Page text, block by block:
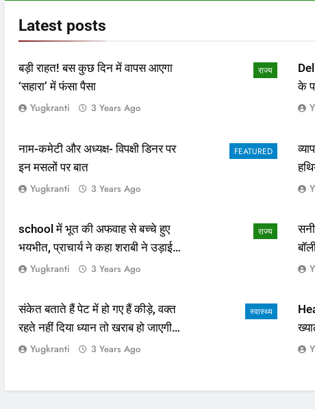
Latest posts
राज्य
बड़ी राहत! बस कुछ दिन में वापस आएगा
‘सहारा’ में फंसा पैसा
Yugkranti 3 Years Ago
के
FEATURED
नाम-कमेटी और अध्यक्ष- विपक्षी डिनर पर
इन मसलों पर बात
Yugkranti 3 Years Ago
राज्य
school में भूत की अफवाह से बच्चे हुए
भयभीत, प्राचार्य ने कहा शराबी ने उड़ाई
अफवाह
Yugkranti 3 Years Ago
आई
स्वास्थ्य
संकेत बताते हैं पेट में हो गए हैं कीड़े, वक्त
रहते नहीं दिया ध्यान तो खराब हो जाएगी
हालतYugkranti 3 Years Ago